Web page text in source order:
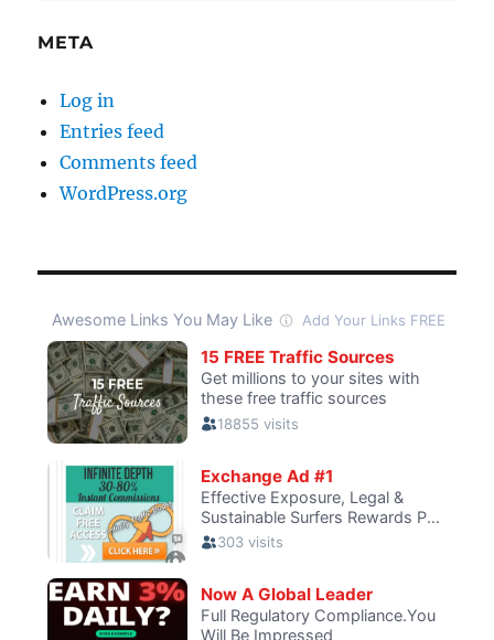
META
Log in
Entries feed
Comments feed
WordPress.org